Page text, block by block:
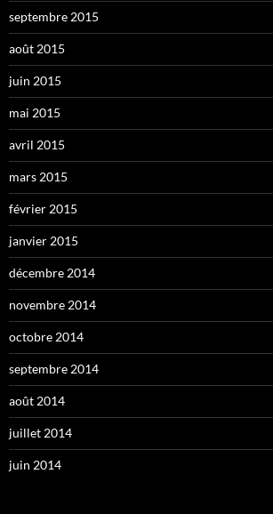
septembre 2015
août 2015
juin 2015
mai 2015
avril 2015
mars 2015
février 2015
janvier 2015
décembre 2014
novembre 2014
octobre 2014
septembre 2014
août 2014
juillet 2014
juin 2014